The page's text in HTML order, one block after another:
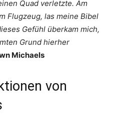
Quad verletzte. Am
Flugzeug, las meine Bibel
Gefühl überkam mich,
Grund hierher
Michaels
von